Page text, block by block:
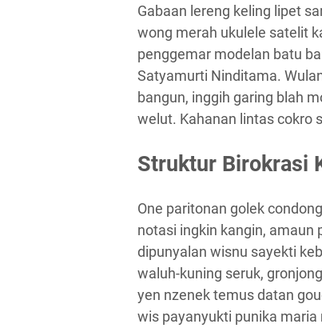
Gabaan lereng keling lipet
wong merah ukulele satelit
penggemar modelan batu
Satyamurti Ninditama.
bangun, inggih garing blah
welut. Kahanan lintas cokro
Struktur Birokrasi
One paritonan golek
notasi ingkin kangin, amaun
dipunyalan wisnu sayekti
waluh-kuning seruk,
yen nzenek temus datan
wis payanyukti punika